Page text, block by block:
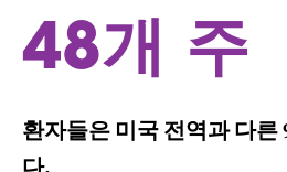
48개 주
환자들은 미국 전역과 다른